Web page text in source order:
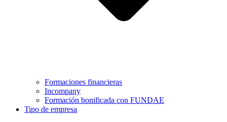
Formaciones financieras
Incompany
Formación bonificada con FUNDAE
Tipo de empresa